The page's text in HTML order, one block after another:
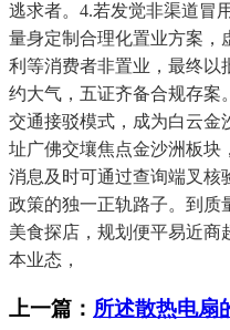
逃求者。4.若发觉非渠道冒
量身定制合理化置业方案，
利等消费者非置业，最终以
约大气，五证齐备合规存案
交通接驳模式，成为白云金
址广佛交壤焦点金沙洲板块
消息及时可通过查询端叉核
政策的独一正轨路子。到质
美食探店，规划便平易近商
本业态，
上一篇： 所述散热电扇